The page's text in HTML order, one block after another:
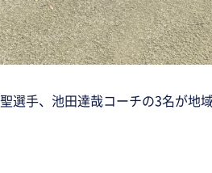
選手、池田達哉コーチの3名が地